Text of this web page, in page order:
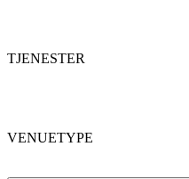
TJENESTER
VENUETYPE